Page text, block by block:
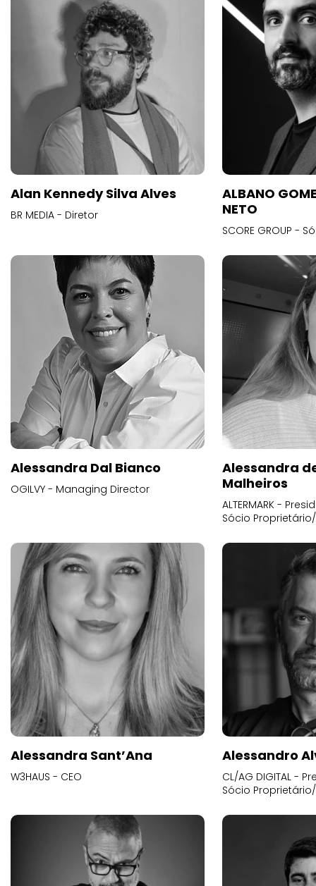
Alan Kennedy Silva Alves
BR MEDIA - Diretor
ALBANO
NETO
SCORE GROUP -
Alessandra Dal Bianco
OGILVY - Managing Director
Alessandra
Malheiros
ALTERMARK -
Sócio
Alessandra Sant’Ana
W3HAUS - CEO
Alessandro
CL/AG DIGITAL -
Sócio